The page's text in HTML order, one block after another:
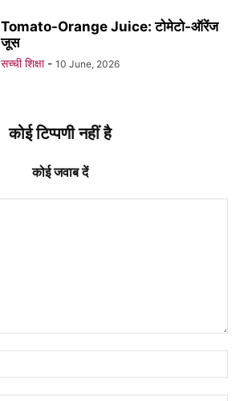
Tomato-Orange Juice: टोमेटो-ऑरेंज
जूस
सच्ची शिक्षा - 10 June, 2026
कोई टिप्पणी नहीं है
कोई जवाब दें